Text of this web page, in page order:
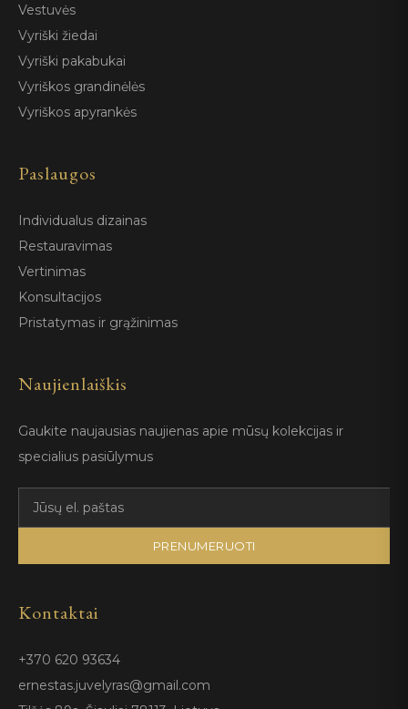
Vestuvės
Vyriški žiedai
Vyriški pakabukai
Vyriškos grandinėlės
Vyriškos apyrankės
Paslaugos
Individualus dizainas
Restauravimas
Vertinimas
Konsultacijos
Pristatymas ir grąžinimas
Naujienlaiškis
Gaukite naujausias naujienas apie mūsų kolekcijas ir
specialius pasiūlymus
PRENUMERUOTI
Kontaktai
+370 620 93634
ernestas.juvelyras@gmail.com